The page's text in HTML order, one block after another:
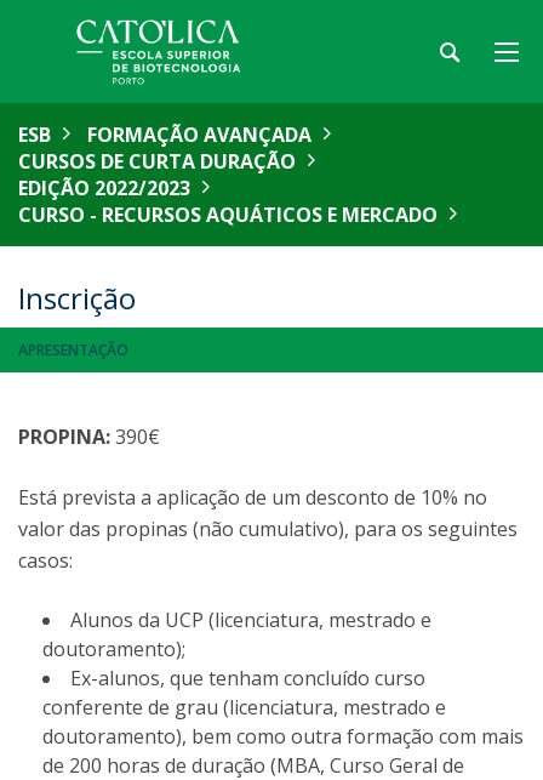
ESB
FORMAÇÃO AVANÇADA
CURSOS DE CURTA DURAÇÃO
EDIÇÃO 2022/2023
CURSO - RECURSOS AQUÁTICOS E MERCADO
Inscrição
APRESENTAÇÃO
PROPINA:390€
Está prevista a aplicação de um desconto de 10% no
valor das propinas (não cumulativo), para os seguintes
casos:
Alunos da UCP (licenciatura, mestrado e
doutoramento);
Ex-alunos, que tenham concluído curso
conferente de grau (licenciatura, mestrado e
doutoramento), bem como outra formação com mais
de 200 horas de duração (MBA, Curso Geral de